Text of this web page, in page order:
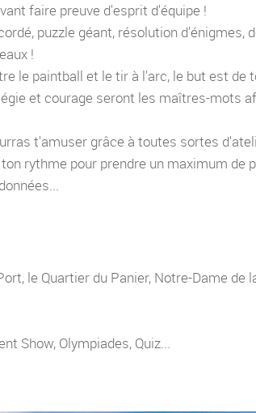
faire preuve d'esprit d'équipe !
puzzle géant, résolution d'énigmes,
!
le paintball et le tir à l'arc, le but est de
et courage seront les maîtres-mots
t'amuser grâce à toutes sortes
rythme pour prendre un maximum de
le Quartier du Panier, Notre-Dame de
Show, Olympiades, Quiz...